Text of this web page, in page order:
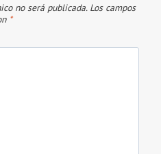
no será publicada. Los campos
*